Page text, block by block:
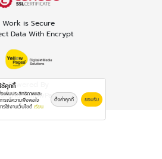
Work is Secure
Data With Encrypt
Powered By
YellowPages
ช้คุกกี้
อเพิ่มประสิทธิภาพและ
ารณ์ความพึงพอใจ
รใช้งานเว็บไซต์ เรียน
ตั้งค่าคุกกี้ ยอมรับ